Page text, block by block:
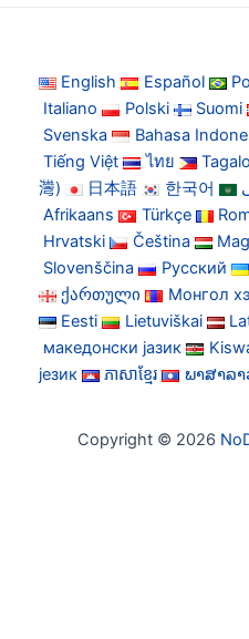
English Español
Italiano
Polski Suomi
Svenska
Bahasa
Tiếng Việt
ไทย
灣)
日本語 한국어
Afrikaans
Türkçe
Hrvatski
Čeština
Slovenščina
Русский
ქართული
Монгол
Eesti
Lietuviškai
македонски јазик
језик
ភាសាខ្មែរ ພາສາລາ
Copyright © 2026